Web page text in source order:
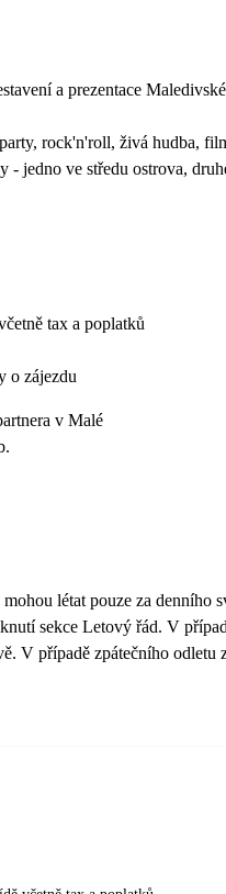
a prezentace
rock'n'roll, živá hudba,
- jedno ve středu ostrova,
tax a poplatků
o zájezdu
v Malé
létat pouze za denního
sekce Letový řád. V
V případě zpátečního